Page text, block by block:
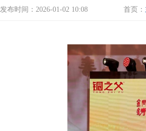
发布时间：2026-01-02 10:08 首页：